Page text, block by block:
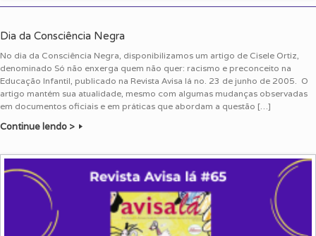
Dia da Consciência Negra
No dia da Consciência Negra, disponibilizamos um artigo de Cisele Ortiz,
denominado Só não enxerga quem não quer: racismo e preconceito na
Educação Infantil, publicado na Revista Avisa lá no. 23 de junho de 2005. O
artigo mantém sua atualidade, mesmo com algumas mudanças observadas
em documentos oficiais e em práticas que abordam a questão […]
Continue lendo >